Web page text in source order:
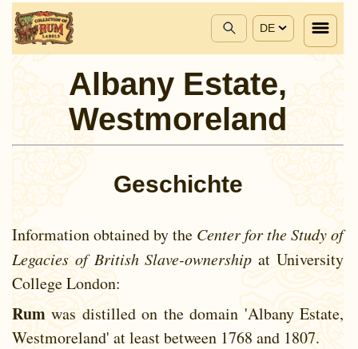
DE
Albany Estate,
Westmoreland
Geschichte
Information obtained by the Center for the Study of
Legacies of British Slave-ownership at University
College London:
Rum was distilled on the domain 'Albany Estate,
Westmoreland' at least between 1768 and 1807.